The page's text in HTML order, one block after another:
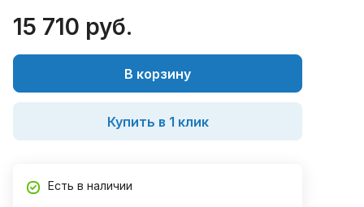
15 710 руб.
В корзину
Купить в 1 клик
Есть в наличии